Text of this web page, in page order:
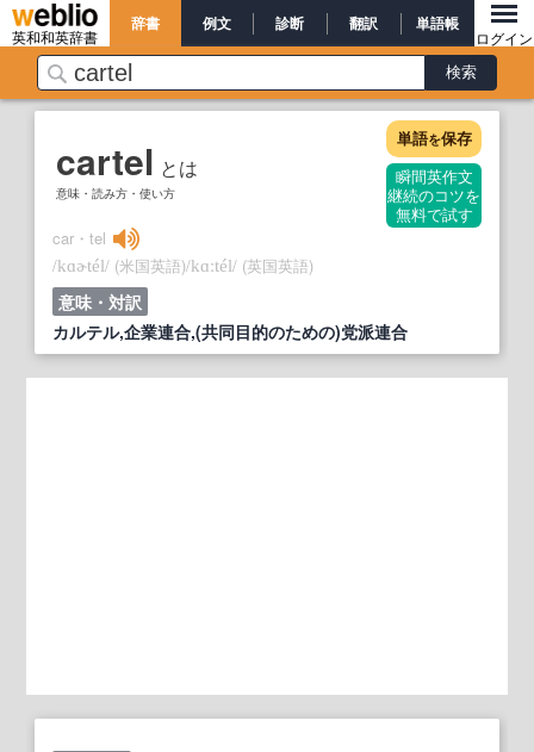
英和和英辞書
辞書 例文 診断 翻訳 単語帳
ログイン
cartel とは
意味・読み方・使い方
単語を保存
瞬間英作文
継続のコツを
無料で試す
car・tel
/kɑɚtél/ (米国英語)/kɑːtél/ (英国英語)
意味・対訳
カルテル,企業連合,(共同目的のための)党派連合